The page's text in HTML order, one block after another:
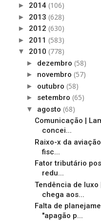
► 2014 (106)
► 2013 (628)
► 2012 (630)
► 2011 (583)
▼ 2010 (778)
► dezembro (58)
► novembro (57)
► outubro (58)
► setembro (65)
▼ agosto (68)
Comunicação |
concei...
Raixo-x da
fisc...
Fator tributário
redu...
Tendência de
chega aos...
Falta de
"apagão p...